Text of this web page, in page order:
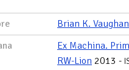
Brian K. Vaughan
Ex Machina.
RW-Lion 2013 -